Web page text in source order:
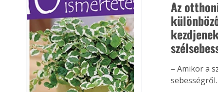
Az
– Amikor a